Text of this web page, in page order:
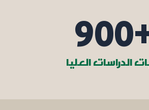
الدراسات العليا
900